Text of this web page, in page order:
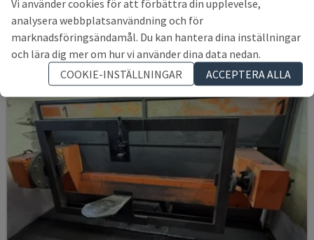
646 705 SEK
Vi använder cookies för att förbättra din upplevelse,
analysera webbplatsanvändning och för
marknadsföringsändamål. Du kan hantera dina inställningar
och lära dig mer om hur vi använder dina data nedan.
COOKIE-INSTÄLLNINGAR
ACCEPTERA ALLA